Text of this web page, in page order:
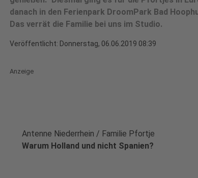
danach in den Ferienpark DroomPark Bad
Das verrät die Familie bei uns im Studio.
Veröffentlicht: Donnerstag, 06.06.2019 08:39
Anzeige
Antenne Niederrhein / Familie Pfortje
Warum Holland und nicht Spanien?